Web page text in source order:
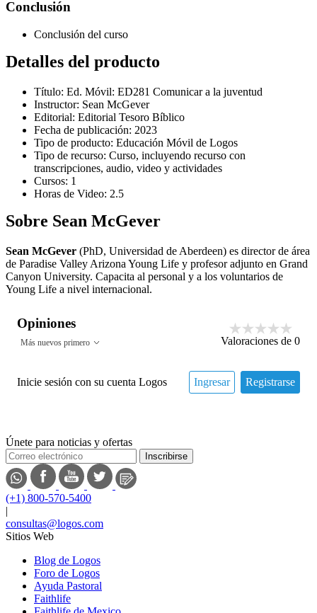
Conclusión
Conclusión del curso
Detalles del producto
Título: Ed. Móvil: ED281 Comunicar a la juventud
Instructor: Sean McGever
Editorial: Editorial Tesoro Bíblico
Fecha de publicación: 2023
Tipo de producto: Educación Móvil de Logos
Tipo de recurso: Curso, incluyendo recurso con
transcripciones, audio, video y actividades
Cursos: 1
Horas de Video: 2.5
Sobre Sean McGever
Sean McGever (PhD, Universidad de Aberdeen) es director de área
de Paradise Valley Arizona Young Life y profesor adjunto en Grand
Canyon University. Capacita al personal y a los voluntarios de
Young Life a nivel internacional.
Opiniones
Más nuevos primero Valoraciones de 0
Inicie sesión con su cuenta Logos Ingresar Registrarse
Únete para noticias y ofertas
Inscribirse
(+1) 800-570-5400
|
consultas@logos.com
Sitios Web
Blog de Logos
Foro de Logos
Ayuda Pastoral
Faithlife